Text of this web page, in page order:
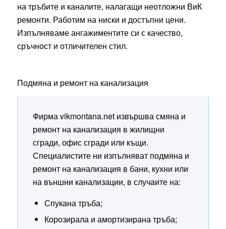
на тръбите и каналите, налагащи неотложни ВиК
ремонти. Работим на ниски и достъпни цени.
Изпълняваме ангажиментите си с качество,
сръчност и отличителен стил.
Подмяна и ремонт на канализация
Фирма vikmontana.net извършва смяна и
ремонт на канализация в жилищни
сгради, офис сгради или къщи.
Специалистите ни изпълняват подмяна и
ремонт на канализация в бани, кухни или
на външни канализации, в случаите на:
Спукана тръба;
Корозирала и амортизирана тръба;